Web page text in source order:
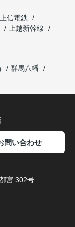
上信電鉄
上越新幹線
群馬八幡
問い合わせ
宮 302号